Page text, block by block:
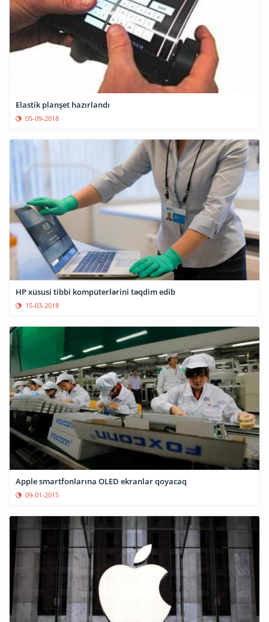
Elastik planşet hazırlandı
05-09-2018
HP xüsusi tibbi kompüterlərini təqdim edib
15-03-2018
Apple smartfonlarına OLED ekranlar qoyacaq
09-01-2015